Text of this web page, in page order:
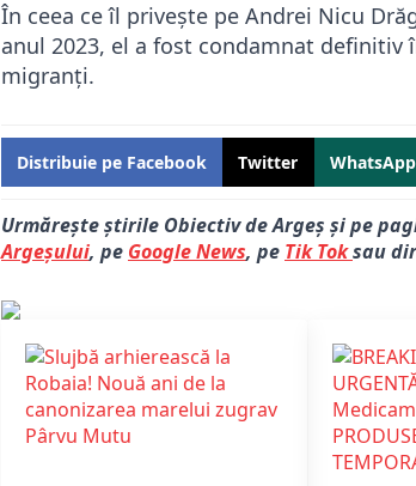
În ceea ce îl privește pe Andrei Nicu
anul 2023, el a fost condamnat
migranți.
Distribuie pe Facebook Twitter WhatsApp
Urmărește știrile Obiectiv de Argeș și pe
Argeșului, pe Google News, pe Tik Toksau